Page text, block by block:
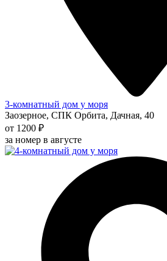
3-комнатный дом у моря
Заозерное, СПК Орбита, Дачная, 40
от 1200 ₽
за номер в августе